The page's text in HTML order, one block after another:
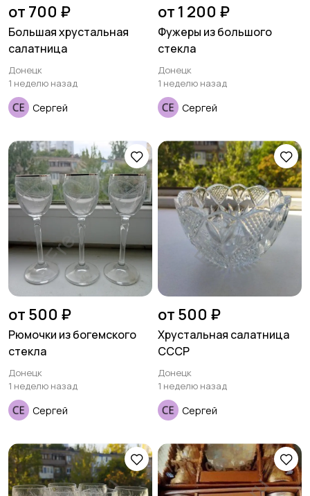
от 700 ₽
Большая хрустальная
салатница
Донецк
1 неделю назад
Сергей
от 1 200 ₽
Фужеры из большого
стекла
Донецк
1 неделю назад
Сергей
от 500 ₽
Рюмочки из богемского
стекла
Донецк
1 неделю назад
Сергей
от 500 ₽
Хрустальная салатница
СССР
Донецк
1 неделю назад
Сергей